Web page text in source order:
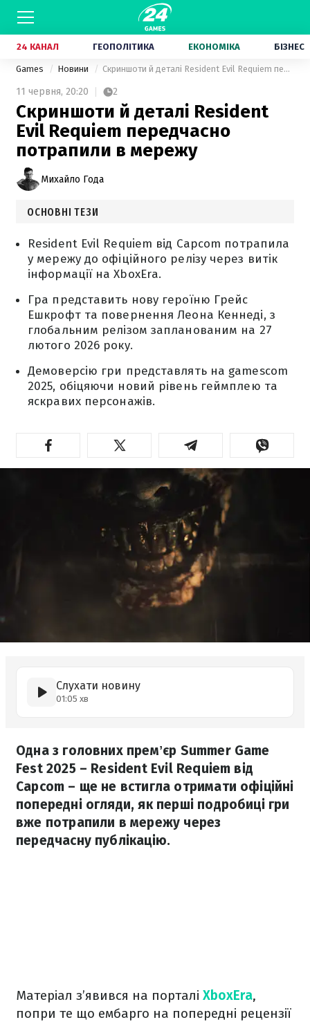
24 КАНАЛ ГЕОПОЛІТИКА ЕКОНОМІКА БІЗНЕС
Games Новини Скриншоти й деталі Resident Evil Requiem передчасно потрапили в мережу
11 червня, 20:20 2
Скриншоти й деталі Resident
Evil Requiem передчасно
потрапили в мережу
Михайло Года
ОСНОВНІ ТЕЗИ
Resident Evil Requiem від Capcom потрапила
у мережу до офіційного релізу через витік
інформації на XboxEra.
Гра представить нову героїню Грейс
Ешкрофт та повернення Леона Кеннеді, з
глобальним релізом запланованим на 27
лютого 2026 року.
Демоверсію гри представлять на gamescom
2025, обіцяючи новий рівень геймплею та
яскравих персонажів.
Слухати новину
01:05 хв
Одна з головних премʼєр Summer Game
Fest 2025 – Resident Evil Requiem від
Capcom – ще не встигла отримати офіційні
попередні огляди, як перші подробиці гри
вже потрапили в мережу через
передчасну публікацію.
Матеріал з’явився на порталі XboxEra,
попри те що ембарго на попередні рецензії